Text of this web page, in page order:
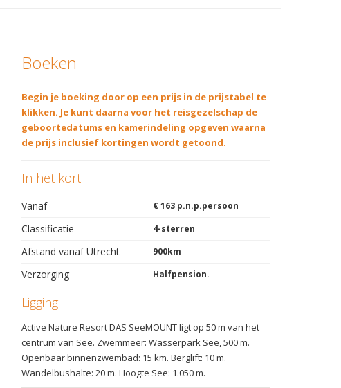
Boeken
Begin je boeking door op een prijs in de prijstabel te
klikken. Je kunt daarna voor het reisgezelschap de
geboortedatums en kamerindeling opgeven waarna
de prijs inclusief kortingen wordt getoond.
In het kort
Vanaf € 163 p.n.p.persoon
Classificatie 4-sterren
Afstand vanaf Utrecht 900km
Verzorging Halfpension.
Ligging
Active Nature Resort DAS SeeMOUNT ligt op 50 m van het
centrum van See. Zwemmeer: Wasserpark See, 500 m.
Openbaar binnenzwembad: 15 km. Berglift: 10 m.
Wandelbushalte: 20 m. Hoogte See: 1.050 m.